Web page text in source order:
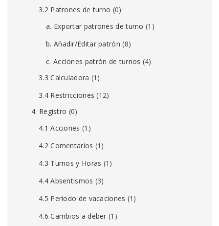
3.2 Patrones de turno (0)
a. Exportar patrones de turno (1)
b. Añadir/Editar patrón (8)
c. Acciones patrón de turnos (4)
3.3 Calculadora (1)
3.4 Restricciones (12)
4. Registro (0)
4.1 Acciones (1)
4.2 Comentarios (1)
4.3 Turnos y Horas (1)
4.4 Absentismos (3)
4.5 Periodo de vacaciones (1)
4.6 Cambios a deber (1)